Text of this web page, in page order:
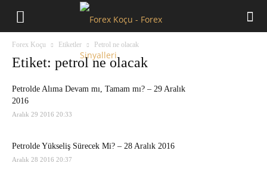
Forex Koçu Etiketler Petrol ne olacak
Etiket: petrol ne olacak
Petrolde Alıma Devam mı, Tamam mı? – 29 Aralık
2016
Aralık 29 2016 20:33
Petrolde Yükseliş Sürecek Mi? – 28 Aralık 2016
Aralık 28 2016 20:37